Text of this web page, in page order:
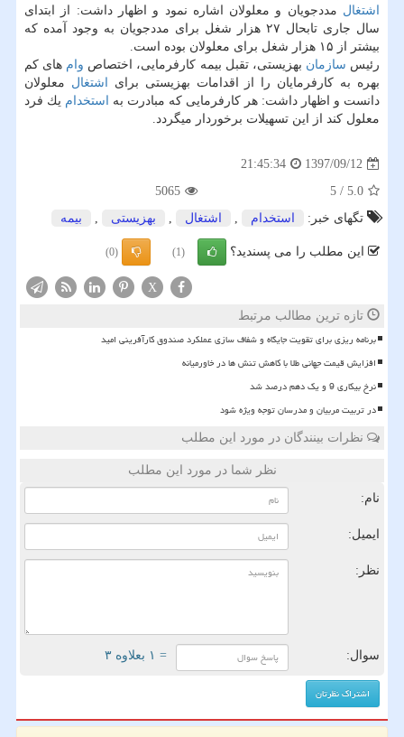
اشتغال مددجویان و معلولان اشاره نمود و اظهار داشت: از ابتدای
سال جاری تابحال ۲۷ هزار شغل برای مددجویان به وجود آمده كه
بیشتر از ۱۵ هزار شغل برای معلولان بوده است.
رئیس سازمان بهزیستی، تقبل بیمه كارفرمایی، اختصاص وام های كم
بهره به كارفرمایان را از اقدامات بهزیستی برای اشتغال معلولان
دانست و اظهار داشت: هر كارفرمایی كه مبادرت به استخدام یك فرد
معلول كند از این تسهیلات برخوردار میگردد.
1397/09/12
21:45:34
5.0
/
5
5065
تگهای خبر:
استخدام , اشتغال , بهزیستی , بیمه
این مطلب را می پسندید؟ (1)
(0)
X
تازه ترین مطالب مرتبط
برنامه ریزی برای تقویت جایگاه و شفاف سازی عملکرد صندوق کارآفرینی امید
افزایش قیمت جهانی طلا با کاهش تنش ها در خاورمیانه
نرخ بیکاری 9 و یک دهم درصد شد
در تربیت مربیان و مدرسان توجه ویژه شود
نظرات بینندگان در مورد این مطلب
نظر شما در مورد این مطلب
نام:
ایمیل:
نظر:
سوال: = ۱ بعلاوه ۳